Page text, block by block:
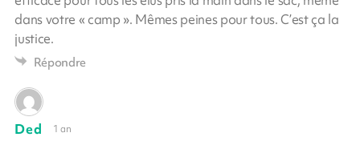
dans votre « camp ». Mêmes peines pour tous. C’est ça la
justice.
Répondre
Ded 1 an